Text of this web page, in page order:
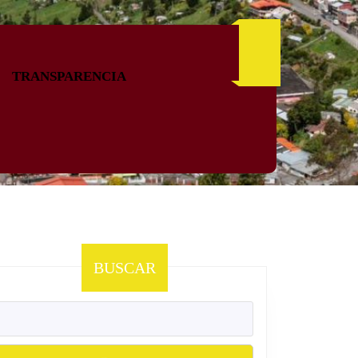
TRANSPARENCIA
BUSCAR